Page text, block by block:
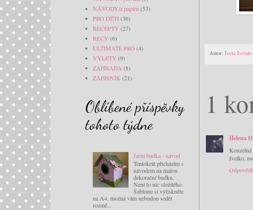
Autor: Iveta Ivetule
1
Helena
Kouzelná
Ivetko,
NÁVODY/z papíru (53)
PRO DĚTI(36)
RECEPTY (27)
RECY (6)
ULTIMATE PRO (4)
VÝLETY (9)
ZAHRADA (8)
ZÁPISNÍK (21)
Oblíbené příspěvky
tohoto týdne
Jarní budka - návod
Tentokrát přicházím s
návodem na malou
dekorační budku.
Není to nic složitého.
Šablonu si vytiskněte
na A4, možná vám nebudou sedět
rozmě...